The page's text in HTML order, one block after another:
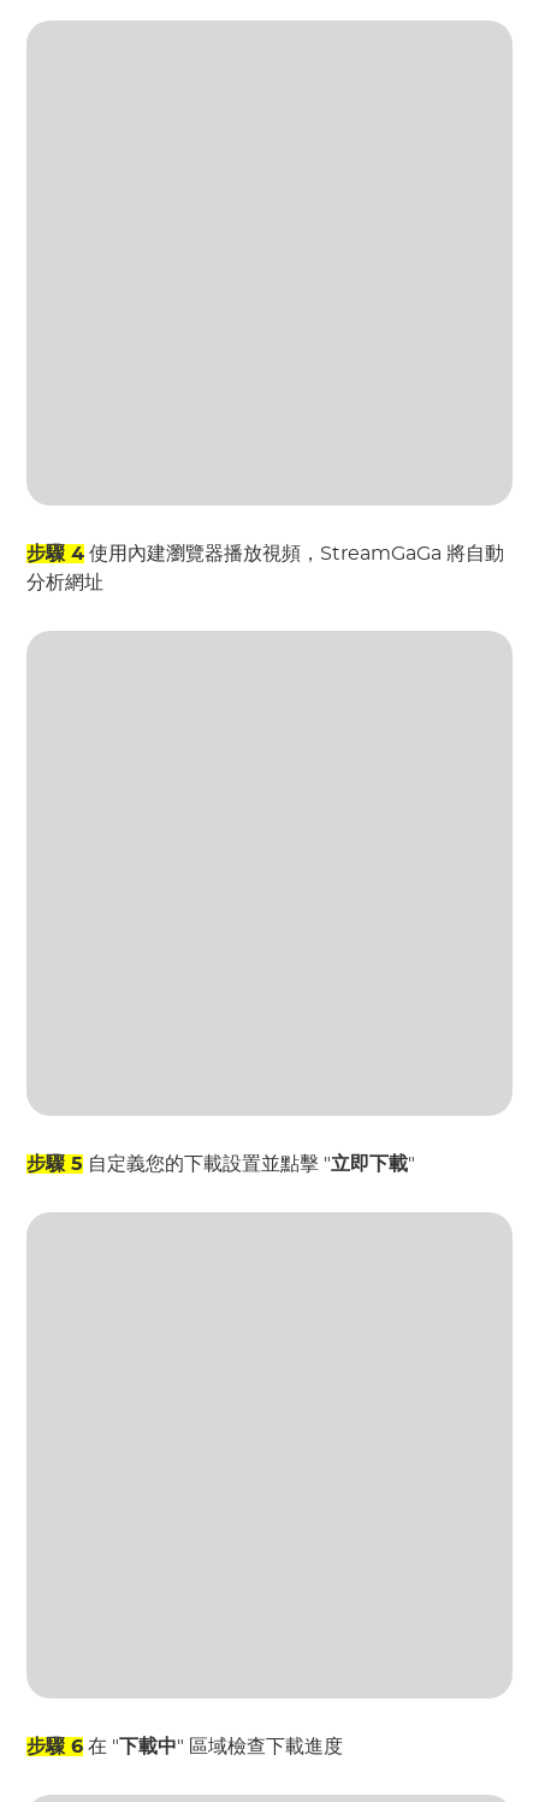
步驟 4 使用內建瀏覽器播放視頻，StreamGaGa 將自動
分析網址
步驟 5 自定義您的下載設置並點擊 "立即下載"
步驟 6 在 " 下載中" 區域檢查下載進度